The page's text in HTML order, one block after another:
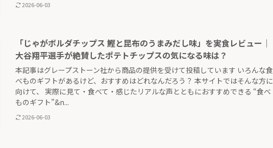
2026-06-03
「じゃがボルダチップス 鰹と昆布のうまみだし味」を実食レビュー｜
大谷翔平選手が絶賛したポテトチップスの気になる味は？
本記事はグレープストーン社から商品の提供を受けて投稿しています いろんな食
べものギフトがあるけど、おすすめはどれなんだろう？ 本サイトではそんな方に
向けて、 実際に見て・食べて・感じたリアルな声とともにおすすめできる “食べ
ものギフト”&n...
2026-06-03